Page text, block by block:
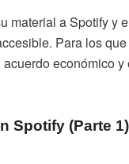
material a Spotify y
Para los
económico
Spotify (Parte 1)